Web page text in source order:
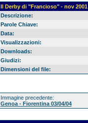
Il Derby di "Francioso" - nov 2001
Descrizione:
Parole Chiave:
Data:
Visualizzazioni:
Downloads:
Giudizi:
Dimensioni del file:
Immagine precedente:
Genoa - Fiorentina 03/04/04